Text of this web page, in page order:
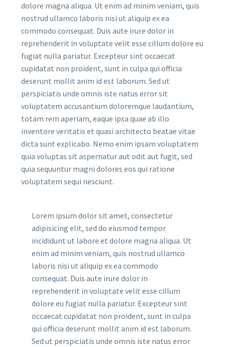
dolore magna aliqua. Ut enim ad minim veniam, quis
nostrud ullamco laboris nisi ut aliquip ex ea
commodo consequat. Duis aute irure dolor in
reprehenderit in voluptate velit esse cillum dolore eu
fugiat nulla pariatur. Excepteur sint occaecat
cupidatat non proident, sunt in culpa qui officia
deserunt mollit anim id est laborum. Sed ut
perspiciatis unde omnis iste natus error sit
voluptatem accusantium doloremque laudantium,
totam rem aperiam, eaque ipsa quae ab illo
inventore veritatis et quasi architecto beatae vitae
dicta sunt explicabo. Nemo enim ipsam voluptatem
quia voluptas sit aspernatur aut odit aut fugit, sed
quia sequuntur magni dolores eos qui ratione
voluptatem sequi nesciunt.
Lorem ipsum dolor sit amet, consectetur
adipisicing elit, sed do eiusmod tempor
incididunt ut labore et dolore magna aliqua. Ut
enim ad minim veniam, quis nostrud ullamco
laboris nisi ut aliquip ex ea commodo
consequat. Duis aute irure dolor in
reprehenderit in voluptate velit esse cillum
dolore eu fugiat nulla pariatur. Excepteur sint
occaecat cupidatat non proident, sunt in culpa
qui officia deserunt mollit anim id est laborum.
Sed ut perspiciatis unde omnis iste natus error